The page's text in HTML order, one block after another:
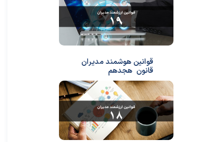
قوانین هوشمند مدیران
قانون هجدهم